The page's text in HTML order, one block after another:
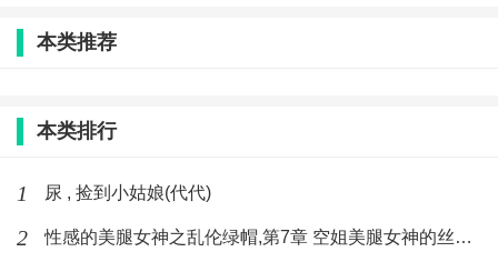
本类推荐
本类排行
1 尿 , 捡到小姑娘(代代)
2 性感的美腿女神之乱伦绿帽,第7章 空姐美腿女神的丝袜足交